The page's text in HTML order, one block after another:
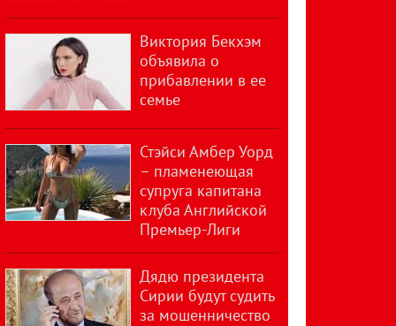
Виктория Бекхэм
объявила о
прибавлении в ее
семье
Стэйси Амбер Уорд
– пламенеющая
супруга капитана
клуба Английской
Премьер-Лиги
Дядю президента
Сирии будут судить
за мошенничество